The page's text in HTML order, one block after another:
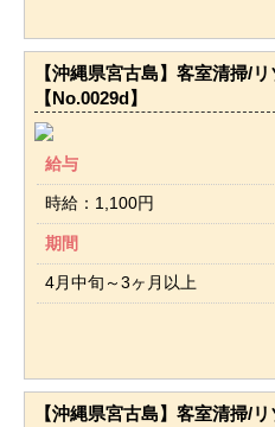
【沖縄県宮古島】客室清掃/
【No.0029d】
給与
時給：1,100円
期間
4月中旬～3ヶ月以上
【沖縄県宮古島】客室清掃/